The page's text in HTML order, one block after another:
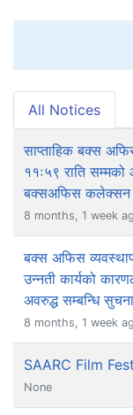
All Notices
साप्ताहिक बक्स
११ः५९ राति सम्मको
बक्सअफिस कलेक्सन
8 months, 1 week
बक्स अफिस
उन्नती कार्यको
अवरुद्ध सम्बन्धि
8 months, 1 week
SAARC Film
None